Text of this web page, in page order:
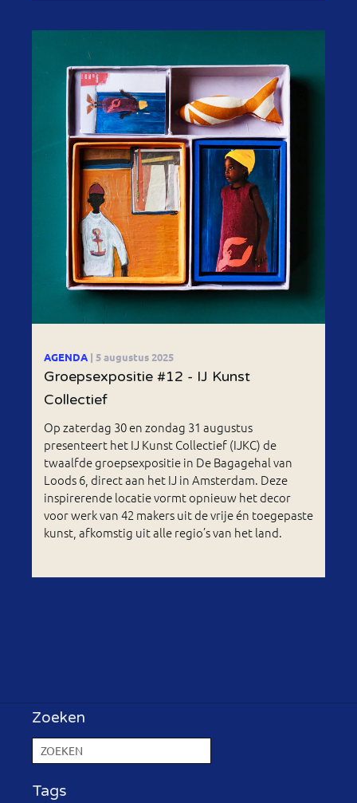
AGENDA | 5 augustus 2025
Groepsexpositie #12 - IJ Kunst
Collectief
Op zaterdag 30 en zondag 31 augustus
presenteert het IJ Kunst Collectief (IJKC) de
twaalfde groepsexpositie in De Bagagehal van
Loods 6, direct aan het IJ in Amsterdam. Deze
inspirerende locatie vormt opnieuw het decor
voor werk van 42 makers uit de vrije én toegepaste
kunst, afkomstig uit alle regio’s van het land.
Zoeken
Tags